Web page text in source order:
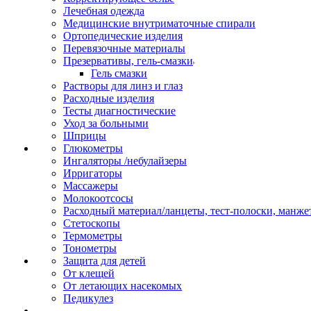
Лечебная одежда
Медицинские внутриматочные спирали
Ортопедические изделия
Перевязочные материалы
Презервативы, гель-смазки
Гель смазки
Растворы для линз и глаз
Расходные изделия
Тесты диагностические
Уход за больными
Шприцы
Глюкометры
Ингаляторы /небулайзеры
Ирригаторы
Массажеры
Молокоотсосы
Расходный материал/ланцеты, тест-полоски,
Стетоскопы
Термометры
Тонометры
Защита для детей
От клещей
От летающих насекомых
Педикулез